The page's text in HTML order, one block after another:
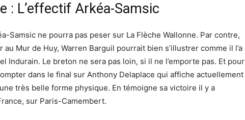
: L’effectif Arkéa-Samsic
Samsic ne pourra pas peser sur La Flèche Wallonne. Par contre,
Mur de Huy, Warren Barguil pourrait bien s’illustrer comme il l’a
Indurain. Le breton ne sera pas loin, si il ne l’emporte pas. Et pour
dans le final sur Anthony Delaplace qui affiche actuellement
très belle forme physique. En témoigne sa victoire il y a
sur Paris-Camembert.